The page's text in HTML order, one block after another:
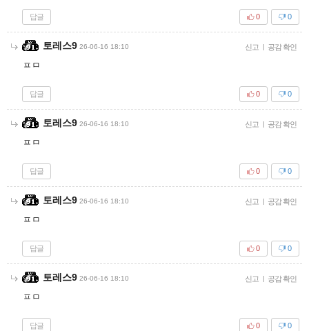
답글 0
0
토레스9 26-06-16 18:10 신고 | 공감 확인
ㅍㅁ
답글 0
0
토레스9 26-06-16 18:10 신고 | 공감 확인
ㅍㅁ
답글 0
0
토레스9 26-06-16 18:10 신고 | 공감 확인
ㅍㅁ
답글 0
0
토레스9 26-06-16 18:10 신고 | 공감 확인
ㅍㅁ
답글 0
0